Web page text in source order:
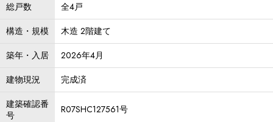
総戸数
全4戸
構造・規模
木造 2階建て
築年・入居
2026年4月
建物現況
完成済
建築確認番
号
R07SHC127561号